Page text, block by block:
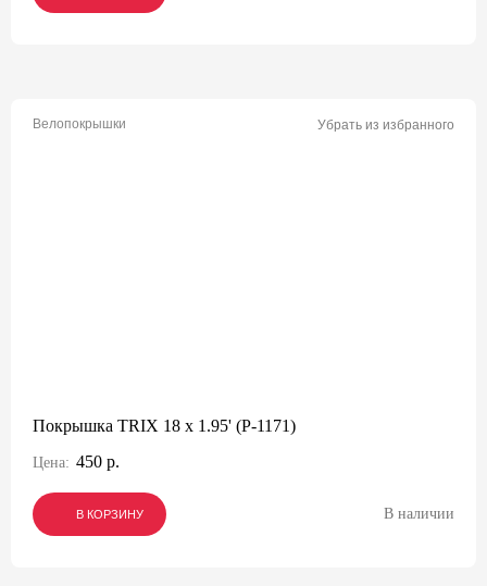
Велопокрышки Убрать из избранного
Покрышка TRIX 18 x 1.95' (P-1171)
Цена: 450 р.
В КОРЗИНУ
В КОРЗИНУ
В КОРЗИНУ В наличии